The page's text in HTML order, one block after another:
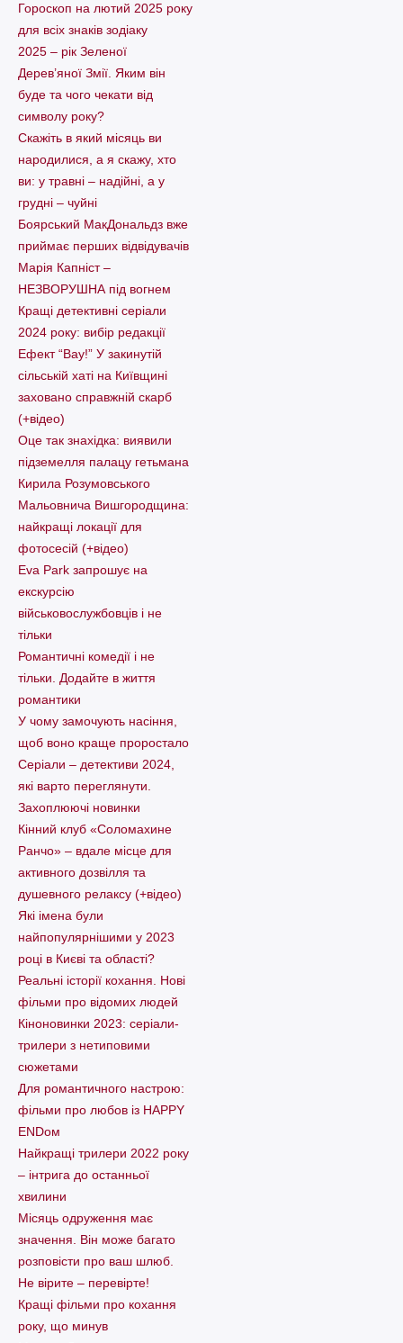
Гороскоп на лютий 2025 року
для всіх знаків зодіаку
2025 – рік Зеленої
Дерев’яної Змії. Яким він
буде та чого чекати від
символу року?
Скажіть в який місяць ви
народилися, а я скажу, хто
ви: у травні – надійні, а у
грудні – чуйні
Боярський МакДональдз вже
приймає перших відвідувачів
Марія Капніст –
НЕЗВОРУШНА під вогнем
Кращі детективні серіали
2024 року: вибір редакції
Ефект “Вау!” У закинутій
сільській хаті на Київщині
заховано справжній скарб
(+відео)
Оце так знахідка: виявили
підземелля палацу гетьмана
Кирила Розумовського
Мальовнича Вишгородщина:
найкращі локації для
фотосесій (+відео)
Eva Park запрошує на
екскурсію
військовослужбовців і не
тільки
Романтичні комедії і не
тільки. Додайте в життя
романтики
У чому замочують насіння,
щоб воно краще проростало
Серіали – детективи 2024,
які варто пеpеглянути.
Захоплюючі новинки
Кінний клуб «Соломахине
Ранчо» – вдале місце для
активного дозвілля та
душевного релаксу (+відео)
Які імена були
найпопулярнішими у 2023
році в Києві та області?
Реальні історії кохання. Нові
фільми про відомих людей
Кіноновинки 2023: серіали-
трилери з нетиповими
сюжетами
Для романтичного настрою:
фільми про любов із HAPPY
ENDом
Найкращі трилери 2022 року
– інтрига до останньої
хвилини
Місяць одруження має
значення. Він може багато
розповісти про ваш шлюб.
Не вірите – перевірте!
Кращі фільми про кохання
року, що минув